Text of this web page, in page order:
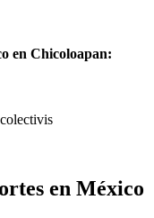
en Chicoloapan:
en México